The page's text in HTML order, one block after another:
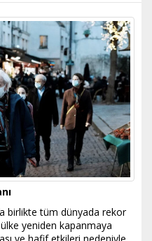
birlikte tüm dünyada rekor
ülke yeniden kapanmaya